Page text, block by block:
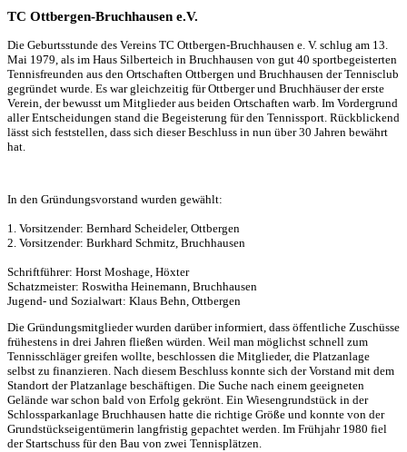
TC Ottbergen-Bruchhausen e.V.
Die Geburtsstunde des Vereins TC Ottbergen-Bruchhausen e. V. schlug am 13.
Mai 1979, als im Haus Silberteich in Bruchhausen von gut 40 sportbegeisterten
Tennisfreunden aus den Ortschaften Ottbergen und Bruchhausen der Tennisclub
gegründet wurde. Es war gleichzeitig für Ottberger und Bruchhäuser der erste
Verein, der bewusst um Mitglieder aus beiden Ortschaften warb. Im Vordergrund
aller Entscheidungen stand die Begeisterung für den Tennissport. Rückblickend
lässt sich feststellen, dass sich dieser Beschluss in nun über 30 Jahren bewährt
hat.
In den Gründungsvorstand wurden gewählt:
1. Vorsitzender: Bernhard Scheideler, Ottbergen
2. Vorsitzender: Burkhard Schmitz, Bruchhausen
Schriftführer: Horst Moshage, Höxter
Schatzmeister: Roswitha Heinemann, Bruchhausen
Jugend- und Sozialwart: Klaus Behn, Ottbergen
Die Gründungsmitglieder wurden darüber informiert, dass öffentliche Zuschüsse
frühestens in drei Jahren fließen würden. Weil man möglichst schnell zum
Tennisschläger greifen wollte, beschlossen die Mitglieder, die Platzanlage
selbst zu finanzieren. Nach diesem Beschluss konnte sich der Vorstand mit dem
Standort der Platzanlage beschäftigen. Die Suche nach einem geeigneten
Gelände war schon bald von Erfolg gekrönt. Ein Wiesengrundstück in der
Schlossparkanlage Bruchhausen hatte die richtige Größe und konnte von der
Grundstückseigentümerin langfristig gepachtet werden. Im Frühjahr 1980 fiel
der Startschuss für den Bau von zwei Tennisplätzen.